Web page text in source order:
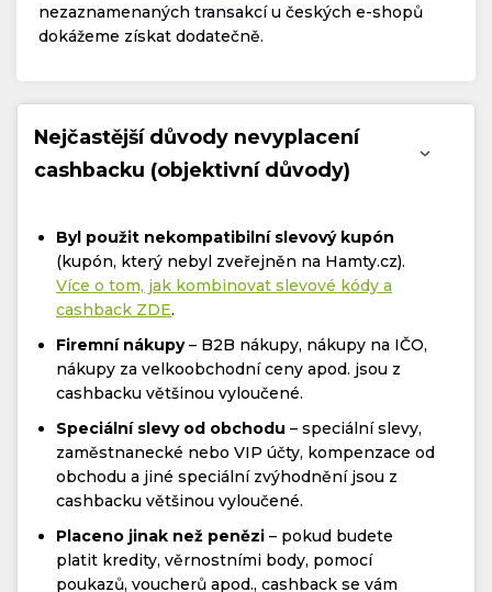
nezaznamenaných transakcí u českých e-shopů
dokážeme získat dodatečně.
Nejčastější důvody nevyplacení
cashbacku (objektivní důvody)
Byl použit nekompatibilní slevový kupón
(kupón, který nebyl zveřejněn na Hamty.cz).
Více o tom, jak kombinovat slevové kódy a
cashback ZDE.
Firemní nákupy– B2B nákupy, nákupy na IČO,
nákupy za velkoobchodní ceny apod. jsou z
cashbacku většinou vyloučené.
Speciální slevy od obchodu – speciální slevy,
zaměstnanecké nebo VIP účty, kompenzace od
obchodu a jiné speciální zvýhodnění jsou z
cashbacku většinou vyloučené.
Placeno jinak než penězi – pokud budete
platit kredity, věrnostními body, pomocí
poukazů, voucherů apod., cashback se vám